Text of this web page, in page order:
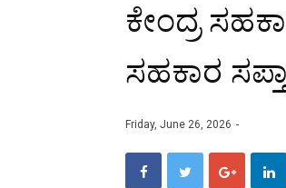
ಕೇಂದ್ರ
ಸಹಕಾರ
Friday, June 26, 2026